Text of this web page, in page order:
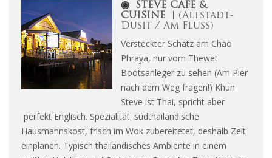
◉ STEVE CAFE &
CUISINE ︱ (Altstadt-
Dusit / Am Fluss)
Versteckter Schatz am Chao
Phraya, nur vom Thewet
Bootsanleger zu sehen (Am Pier
nach dem Weg fragen!) Khun
Steve ist Thai, spricht aber
perfekt Englisch. Spezialität: südthailändische
Hausmannskost, frisch im Wok zubereitetet, deshalb Zeit
einplanen. Typisch thailändisches Ambiente in einem